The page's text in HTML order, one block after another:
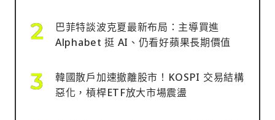
巴菲特談波克夏最新布局：主導買進
Alphabet 挺 AI、仍看好蘋果長期價值
韓國散戶加速撤離股市！KOSPI 交易結構
惡化，槓桿ETF放大市場震盪